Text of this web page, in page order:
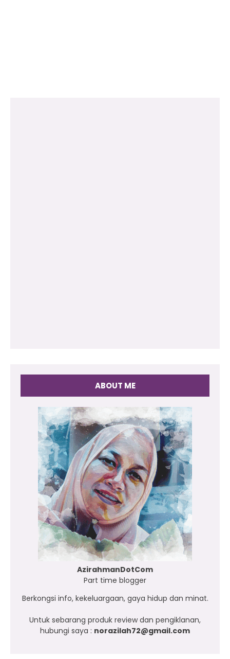
ABOUT ME
AzirahmanDotCom
Part time blogger
Berkongsi info, kekeluargaan, gaya hidup dan minat.
Untuk sebarang produk review dan pengiklanan,
hubungi saya : norazilah72@gmail.com